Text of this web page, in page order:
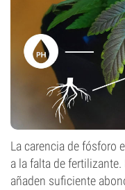
La carencia de fósforo
a la falta de
añaden suficiente